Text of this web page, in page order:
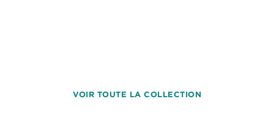
VOIR TOUTE LA COLLECTION